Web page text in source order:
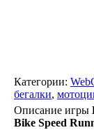
Категории:
бегалки,
Описание игры
Bike Speed